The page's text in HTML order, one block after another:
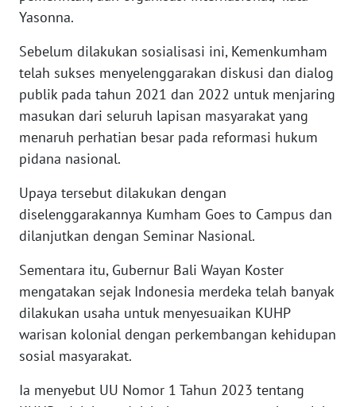
Yasonna.
Sebelum dilakukan sosialisasi ini, Kemenkumham
telah sukses menyelenggarakan diskusi dan dialog
publik pada tahun 2021 dan 2022 untuk menjaring
masukan dari seluruh lapisan masyarakat yang
menaruh perhatian besar pada reformasi hukum
pidana nasional.
Upaya tersebut dilakukan dengan
diselenggarakannya Kumham Goes to Campus dan
dilanjutkan dengan Seminar Nasional.
Sementara itu, Gubernur Bali Wayan Koster
mengatakan sejak Indonesia merdeka telah banyak
dilakukan usaha untuk menyesuaikan KUHP
warisan kolonial dengan perkembangan kehidupan
sosial masyarakat.
Ia menyebut UU Nomor 1 Tahun 2023 tentang
JATENG
WN
NUSANTARA
JOGJA
WN
JATIM
WN
KALBAR
KALTENG